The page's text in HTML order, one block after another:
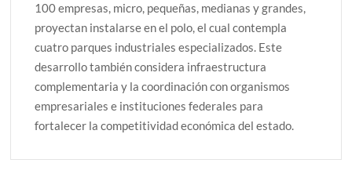
100 empresas, micro, pequeñas, medianas y grandes,
proyectan instalarse en el polo, el cual contempla
cuatro parques industriales especializados. Este
desarrollo también considera infraestructura
complementaria y la coordinación con organismos
empresariales e instituciones federales para
fortalecer la competitividad económica del estado.